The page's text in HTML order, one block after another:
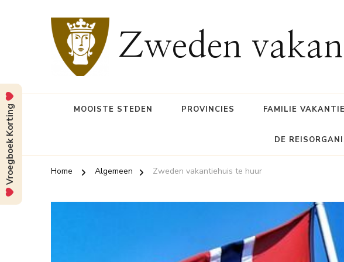
Zweden
MOOISTE STEDEN PROVINCIES FAMILIE VAKANTIE
DE
Home Algemeen Zweden vakantiehuis te huur
Vroegboek Korting